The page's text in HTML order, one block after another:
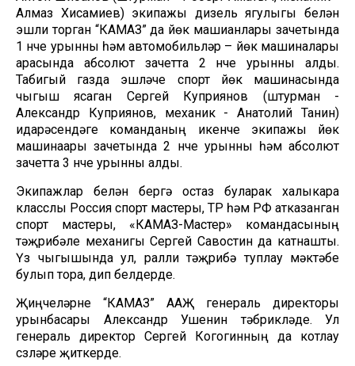
Алмаз Хисамиев) экипажы дизель ягулыгы белән
эшли торган “КАМАЗ” да йөк машианлары зачетында
1 нче урынны һәм автомобильләр – йөк машиналары
арасында абсолют зачетта 2 нче урынны алды.
Табигый газда эшләүче спорт йөк машинасында
чыгыш ясаган Сергей Куприянов (штурман -
Александр Куприянов, механик - Анатолий Танин)
идарәсендәге команданың икенче экипажы йөк
машинаары зачетында 2 нче урынны һәм абсолют
зачетта 3 нче урынны алды.
Экипажлар белән бергә остаз буларак халыкара
класслы Россия спорт мастеры, ТР һәм РФ атказанган
спорт мастеры, «КАМАЗ-Мастер» командасының
тәҗрибәле механигы Сергей Савостин да катнашты.
Үз чыгышында ул, ралли тәҗрибә туплау мәктәбе
булып тора, дип белдерде.
Җиңүчеләрне “КАМАЗ” ААҖ генераль директоры
урынбасары Александр Ушенин тәбрикләде. Ул
генераль директор Сергей Когогинның да котлау
сүзләре җиткерде.